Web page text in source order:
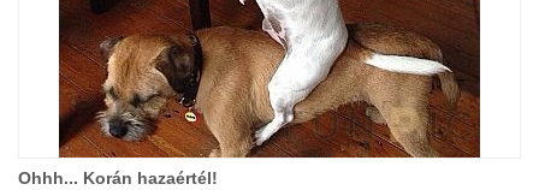
Ohhh... Korán hazaértél!